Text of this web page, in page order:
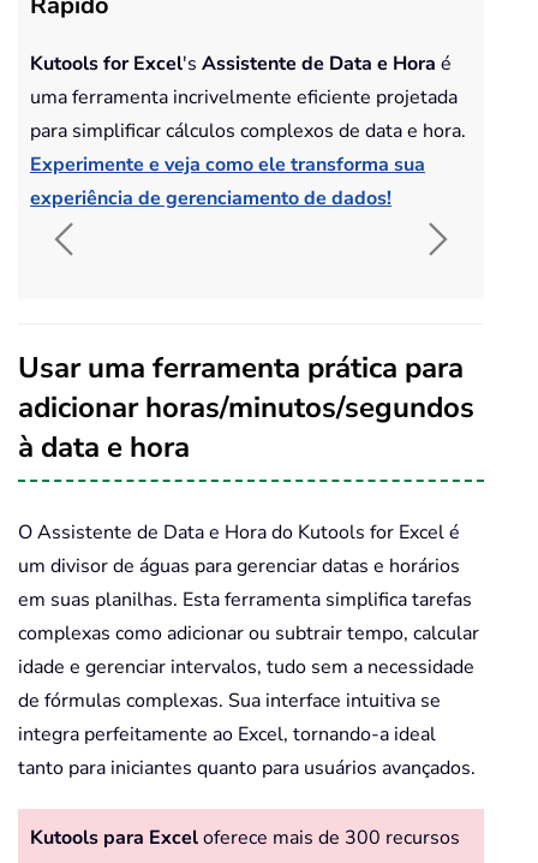
Kutools for Excel's Assistente de Data e Hora é
uma ferramenta incrivelmente eficiente projetada
para simplificar cálculos complexos de data e hora.
Experimente e veja como ele transforma sua
experiência de gerenciamento de dados!
Usar uma ferramenta prática para
adicionar horas/minutos/segundos
à data e hora
O Assistente de Data e Hora do Kutools for Excel é
um divisor de águas para gerenciar datas e horários
em suas planilhas. Esta ferramenta simplifica tarefas
complexas como adicionar ou subtrair tempo, calcular
idade e gerenciar intervalos, tudo sem a necessidade
de fórmulas complexas. Sua interface intuitiva se
integra perfeitamente ao Excel, tornando-a ideal
tanto para iniciantes quanto para usuários avançados.
Kutools para Exceloferece mais de 300 recursos